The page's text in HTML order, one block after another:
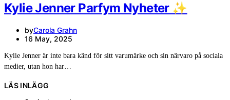
Kylie Jenner Parfym Nyheter ✨
byCarola Grahn
16 May, 2025
Kylie Jenner är inte bara känd för sitt varumärke och sin närvaro på sociala
medier, utan hon har…
LÄS INLÄGG